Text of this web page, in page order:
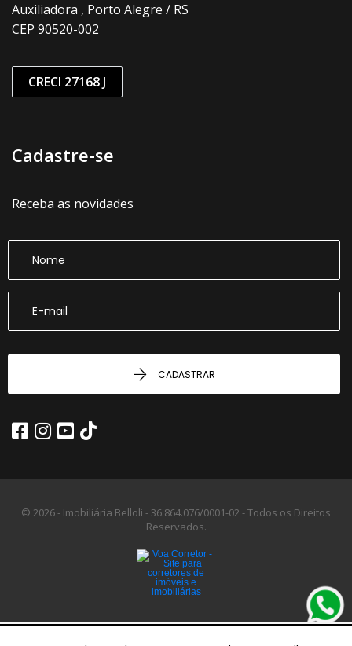
Auxiliadora , Porto Alegre / RS
CEP 90520-002
CRECI 27168 J
Cadastre-se
Receba as novidades
CADASTRAR
© 2026 - Imobiliária Belloli -36.864.076/0001-02 -Todos os Direitos
Reservados.